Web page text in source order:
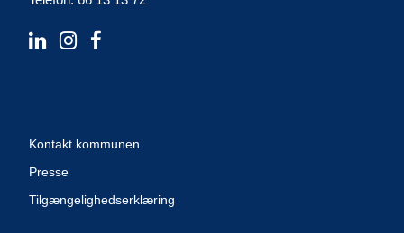
Kontakt kommunen
Presse
Tilgængelighedserklæring